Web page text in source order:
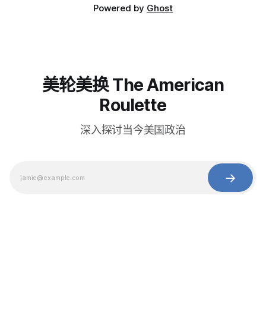
Powered by Ghost
美轮美换 The American
Roulette
深入探讨当今美国政治